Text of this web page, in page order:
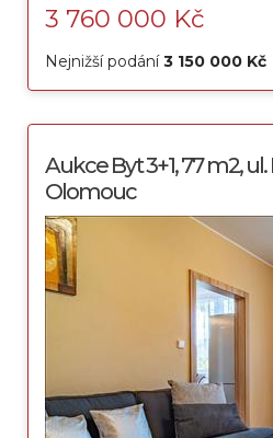
3 760 000 Kč
Nejnižší podání3 150 000 Kč
Aukce Byt 3+1, 77 m2,
Olomouc